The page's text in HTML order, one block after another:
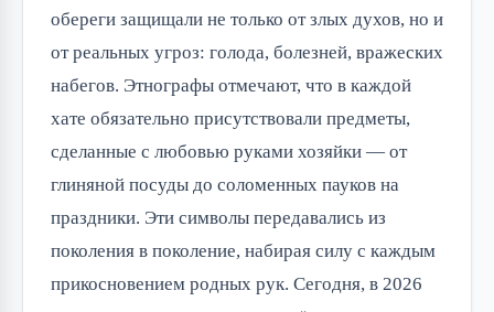
обереги защищали не только от злых духов, но и
от реальных угроз: голода, болезней, вражеских
набегов. Этнографы отмечают, что в каждой
хате обязательно присутствовали предметы,
сделанные с любовью руками хозяйки — от
глиняной посуды до соломенных пауков на
праздники. Эти символы передавались из
поколения в поколение, набирая силу с каждым
прикосновением родных рук. Сегодня, в 2026